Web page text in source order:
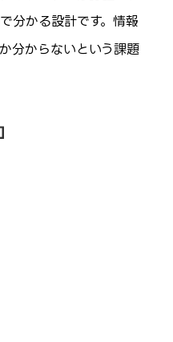
分かる設計です。情報
分からないという課題